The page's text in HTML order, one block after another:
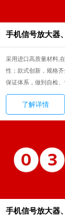
手机信号放大器
采用进口高质量材料,
性；款式创新，规格
保证体系，做到自检
了解详情
手机信号放大器